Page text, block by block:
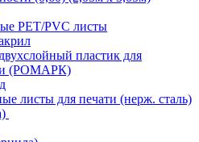
PET/PVC листы
пластик для
(РОМАРК)
листы для печати (нерж. сталь)